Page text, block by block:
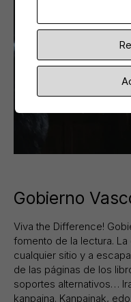
Gobierno
Viva the Difference!
fomento de la lectura.
cualquier sitio y a
de las páginas de los
soportes alternativos…
kanpaina. Kanpainak,